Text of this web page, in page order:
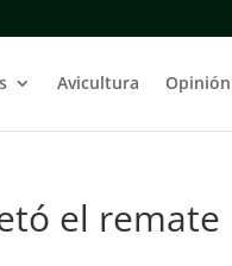
Avicultura Opinión
el remate